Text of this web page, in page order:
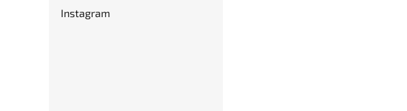
Instagram